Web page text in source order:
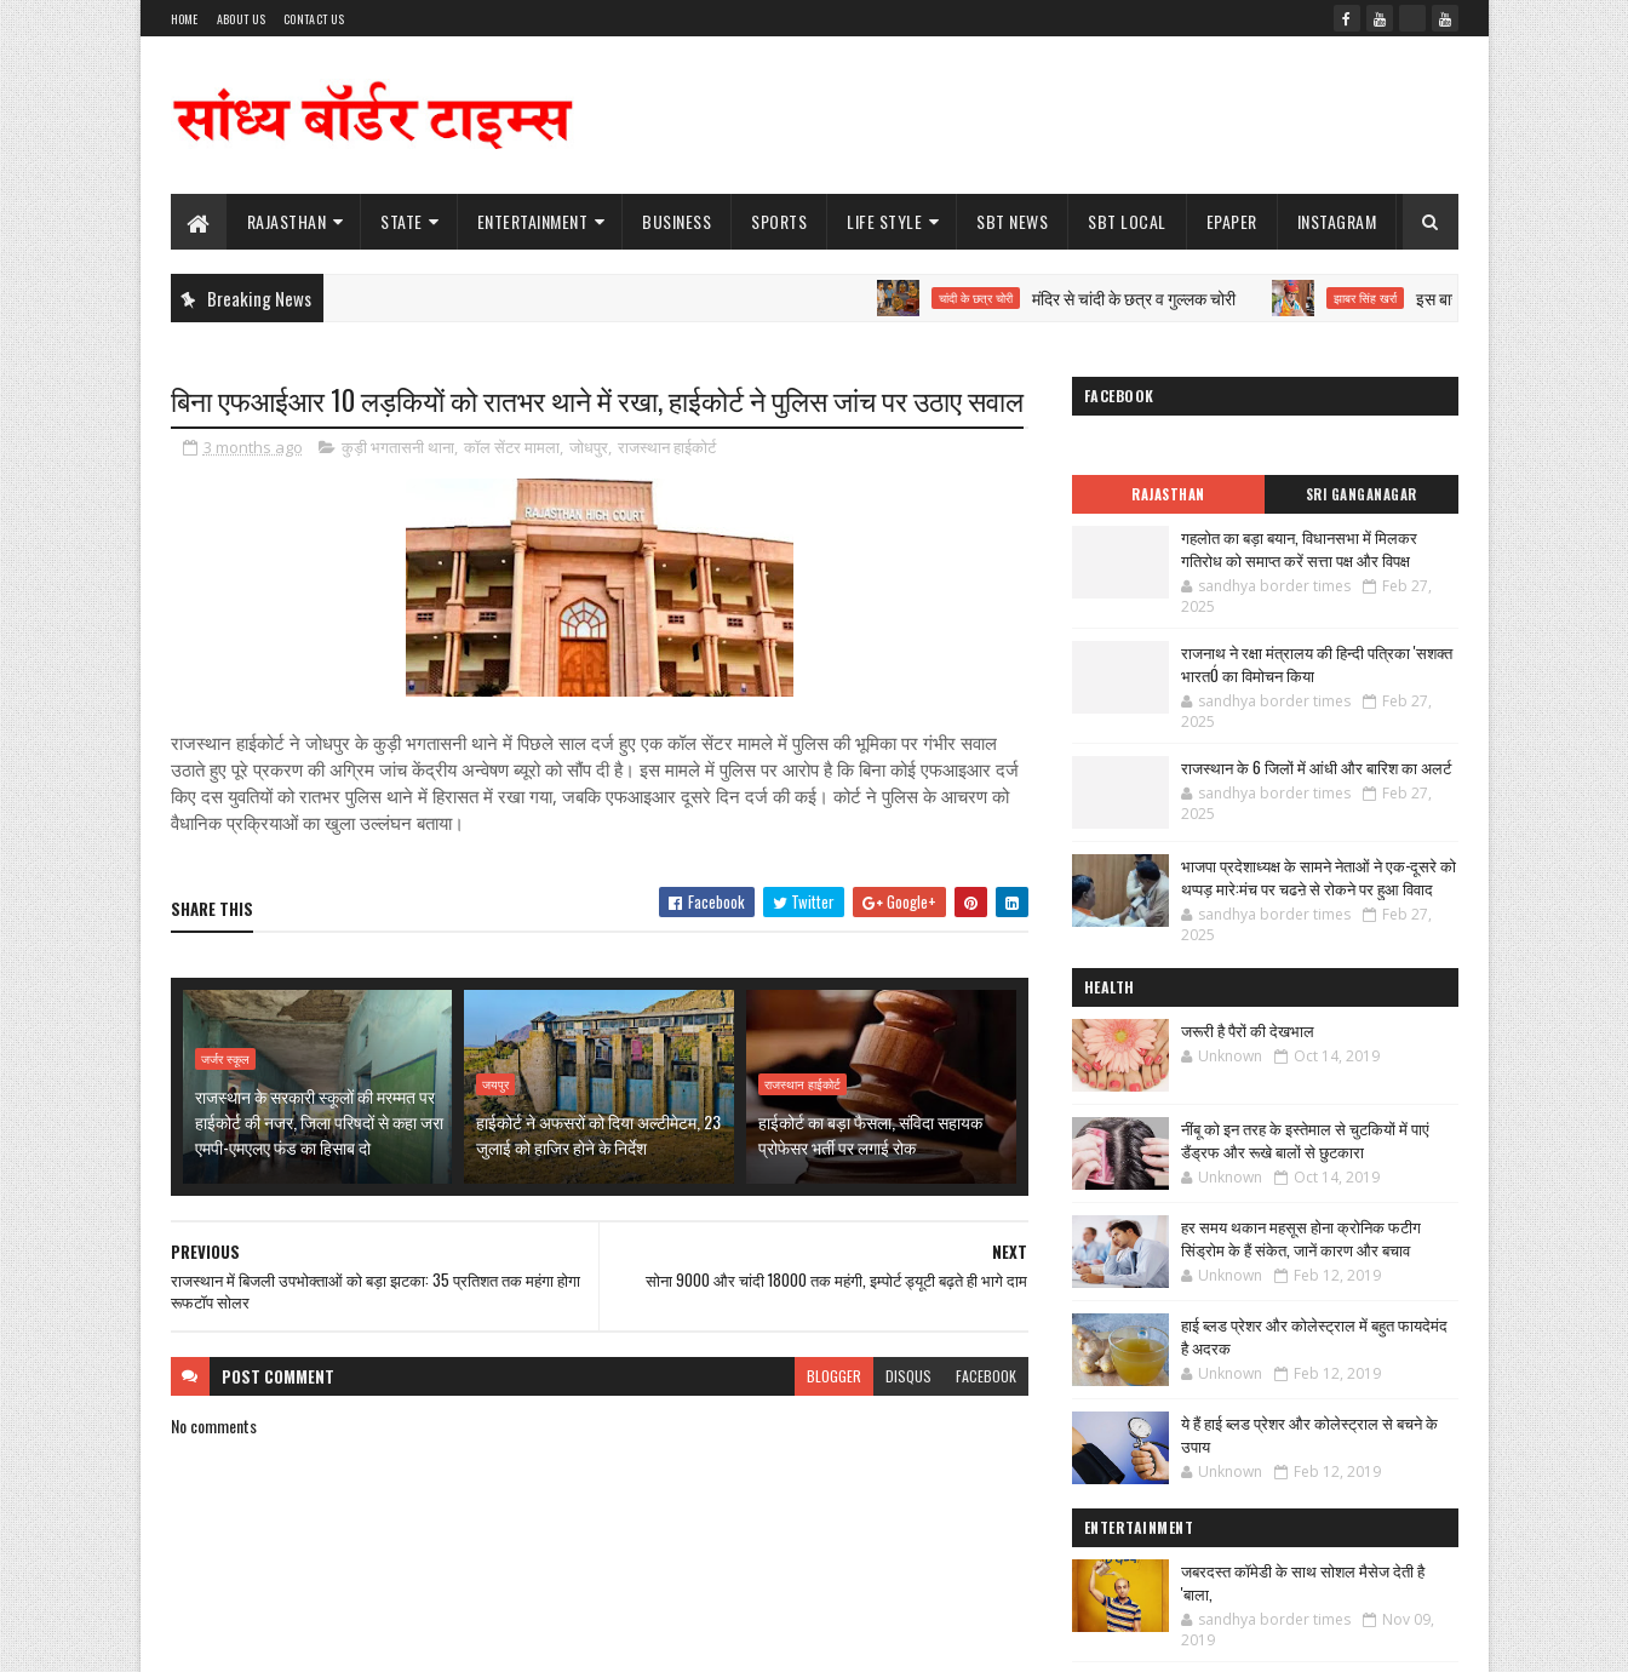
HOME ABOUT US CONTACT US
RAJASTHAN STATE ENTERTAINMENT BUSINESS SPORTS LIFE STYLE SBT NEWS SBT LOCAL EPAPER INSTAGRAM
Breaking News चांदी के छत्र चोरी मंदिर से चांदी के छत्र व गुल्लक चोरी झाबर सिंह खर्रा इस बार भी पार्षद चुनेंगे मेयर और चेयरमैन
बिना एफआईआर 10 लड़कियों को रातभर थाने में रखा, हाईकोर्ट ने पुलिस जांच पर उठाए सवाल
3 months ago कुड़ी भगतासनी थाना, कॉल सेंटर मामला, जोधपुर, राजस्थान हाईकोर्ट
राजस्थान हाईकोर्ट ने जोधपुर के कुड़ी भगतासनी थाने में पिछले साल दर्ज हुए एक कॉल सेंटर मामले में पुलिस की भूमिका पर गंभीर सवाल
उठाते हुए पूरे प्रकरण की अग्रिम जांच केंद्रीय अन्वेषण ब्यूरो को सौंप दी है। इस मामले में पुलिस पर आरोप है कि बिना कोई एफआइआर दर्ज
किए दस युवतियों को रातभर पुलिस थाने में हिरासत में रखा गया, जबकि एफआइआर दूसरे दिन दर्ज की कई। कोर्ट ने पुलिस के आचरण को
वैधानिक प्रक्रियाओं का खुला उल्लंघन बताया।
SHARE THIS Facebook Twitter Google+
जर्जर स्कूल
राजस्थान के सरकारी स्कूलों की मरम्मत पर
हाईकोर्ट की नजर, जिला परिषदों से कहा जरा
एमपी-एमएलए फंड का हिसाब दो
जयपुर
हाईकोर्ट ने अफसरों को दिया अल्टीमेटम, 23
जुलाई को हाजिर होने के निर्देश
राजस्थान हाईकोर्ट
हाईकोर्ट का बड़ा फैसला, संविदा सहायक
प्रोफेसर भर्ती पर लगाई रोक
NEXT
सोना 9000 और चांदी 18000 तक महंगी, इम्पोर्ट ड्यूटी बढ़ते ही भागे दाम
PREVIOUS
राजस्थान में बिजली उपभोक्ताओं को बड़ा झटका: 35 प्रतिशत तक महंगा होगा
रूफटॉप सोलर
POST COMMENT BLOGGER DISQUS FACEBOOK
No comments
FACEBOOK
RAJASTHAN SRI GANGANAGAR
गहलोत का बड़ा बयान, विधानसभा में मिलकर
गतिरोध को समाप्त करें सत्ता पक्ष और विपक्ष
sandhya border times
Feb 27,
2025
राजनाथ ने रक्षा मंत्रालय की हिन्दी पत्रिका 'सशक्त
भारतÓ का विमोचन किया
sandhya border times
Feb 27,
2025
राजस्थान के 6 जिलों में आंधी और बारिश का अलर्ट
sandhya border times
Feb 27,
2025
भाजपा प्रदेशाध्यक्ष के सामने नेताओं ने एक-दूसरे को
थप्पड़ मारे:मंच पर चढऩे से रोकने पर हुआ विवाद
sandhya border times
Feb 27,
2025
HEALTH
जरूरी है पैरों की देखभाल
Unknown Oct 14, 2019
नींबू को इन तरह के इस्तेमाल से चुटकियों में पाएं
डैंड्रफ और रूखे बालों से छुटकारा
Unknown Oct 14, 2019
हर समय थकान महसूस होना क्रोनिक फटीग
सिंड्रोम के हैं संकेत, जानें कारण और बचाव
Unknown Feb 12, 2019
हाई ब्लड प्रेशर और कोलेस्ट्राल में बहुत फायदेमंद
है अदरक
Unknown Feb 12, 2019
ये हैं हाई ब्लड प्रेशर और कोलेस्ट्राल से बचने के
उपाय
Unknown Feb 12, 2019
ENTERTAINMENT
जबरदस्त कॉमेडी के साथ सोशल मैसेज देती है
'बाला,
sandhya border times
Nov 09,
2019